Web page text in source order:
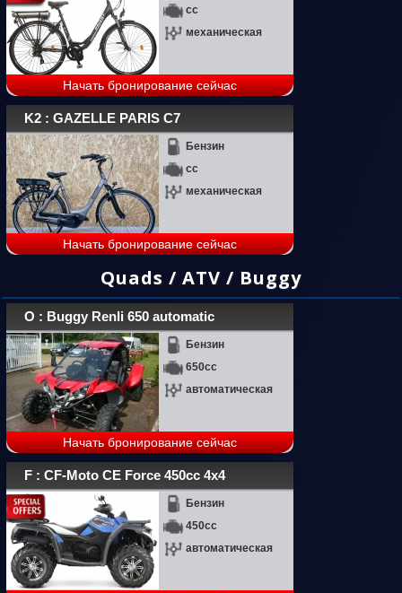
cc
механическая
Начать бронирование сейчас
K2 : GAZELLE PARIS C7
Бензин
cc
механическая
Начать бронирование сейчас
Quads / ATV / Buggy
O : Buggy Renli 650 automatic
Бензин
650cc
автоматическая
Начать бронирование сейчас
F : CF-Moto CE Force 450cc 4x4
Бензин
450cc
автоматическая